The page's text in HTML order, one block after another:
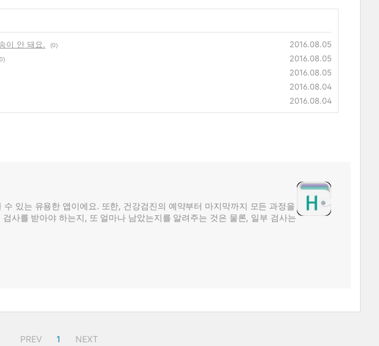
이 안 돼요. (0)
2016.08.05
2016.08.05
2016.08.05
2016.08.04
2016.08.04
있는 유용한 앱이에요. 또한, 건강검진의 예약부터 마지막까지 모든 과정을
사를 받아야 하는지, 또 얼마나 남았는지를 알려주는 것은 물론, 일부 검사는
PREV 1 NEXT